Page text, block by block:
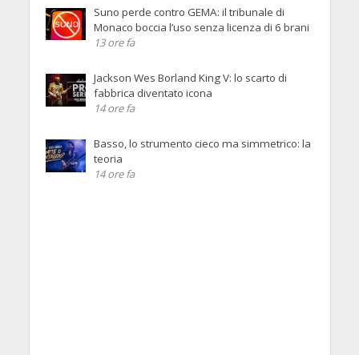
Suno perde contro GEMA: il tribunale di
Monaco boccia l’uso senza licenza di 6 brani
13 ore fa
Jackson Wes Borland King V: lo scarto di
fabbrica diventato icona
14 ore fa
Basso, lo strumento cieco ma simmetrico: la
teoria
14 ore fa